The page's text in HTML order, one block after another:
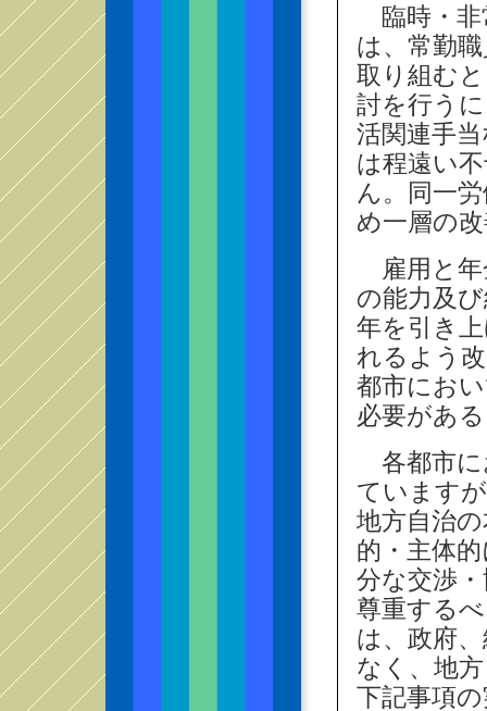
臨時・非
は、常勤
取り組む
討を行う
活関連手
は程遠い
ん。同一
め一層の
雇用と年
の能力及
年を引き
れるよう
都市にお
必要があ
各都市に
ています
地方自治
的・主体
分な交渉
尊重する
は、政府
なく、地
下記事項